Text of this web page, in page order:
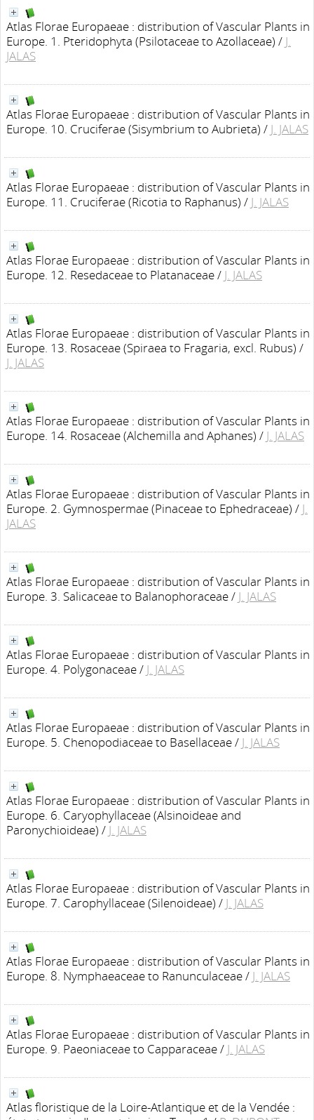
Atlas Florae Europaeae : distribution of Vascular Plants in
Europe. 1. Pteridophyta (Psilotaceae to Azollaceae) / J.
JALAS
Atlas Florae Europaeae : distribution of Vascular Plants in
Europe. 10. Cruciferae (Sisymbrium to Aubrieta) / J. JALAS
Atlas Florae Europaeae : distribution of Vascular Plants in
Europe. 11. Cruciferae (Ricotia to Raphanus) / J. JALAS
Atlas Florae Europaeae : distribution of Vascular Plants in
Europe. 12. Resedaceae to Platanaceae/ J. JALAS
Atlas Florae Europaeae : distribution of Vascular Plants in
Europe. 13. Rosaceae (Spiraea to Fragaria, excl. Rubus) /
J. JALAS
Atlas Florae Europaeae : distribution of Vascular Plants in
Europe. 14. Rosaceae (Alchemilla and Aphanes) / J. JALAS
Atlas Florae Europaeae : distribution of Vascular Plants in
Europe. 2. Gymnospermae (Pinaceae to Ephedraceae) / J.
JALAS
Atlas Florae Europaeae : distribution of Vascular Plants in
Europe. 3. Salicaceae to Balanophoraceae/ J. JALAS
Atlas Florae Europaeae : distribution of Vascular Plants in
Europe. 4. Polygonaceae/ J. JALAS
Atlas Florae Europaeae : distribution of Vascular Plants in
Europe. 5. Chenopodiaceae to Basellaceae/ J. JALAS
Atlas Florae Europaeae : distribution of Vascular Plants in
Europe. 6. Caryophyllaceae (Alsinoideae and
Paronychioideae) / J. JALAS
Atlas Florae Europaeae : distribution of Vascular Plants in
Europe. 7. Carophyllaceae (Silenoideae) / J. JALAS
Atlas Florae Europaeae : distribution of Vascular Plants in
Europe. 8. Nymphaeaceae to Ranunculaceae/ J. JALAS
Atlas Florae Europaeae : distribution of Vascular Plants in
Europe. 9. Paeoniaceae to Capparaceae/ J. JALAS
Atlas floristique de la Loire-Atlantique et de la Vendée :